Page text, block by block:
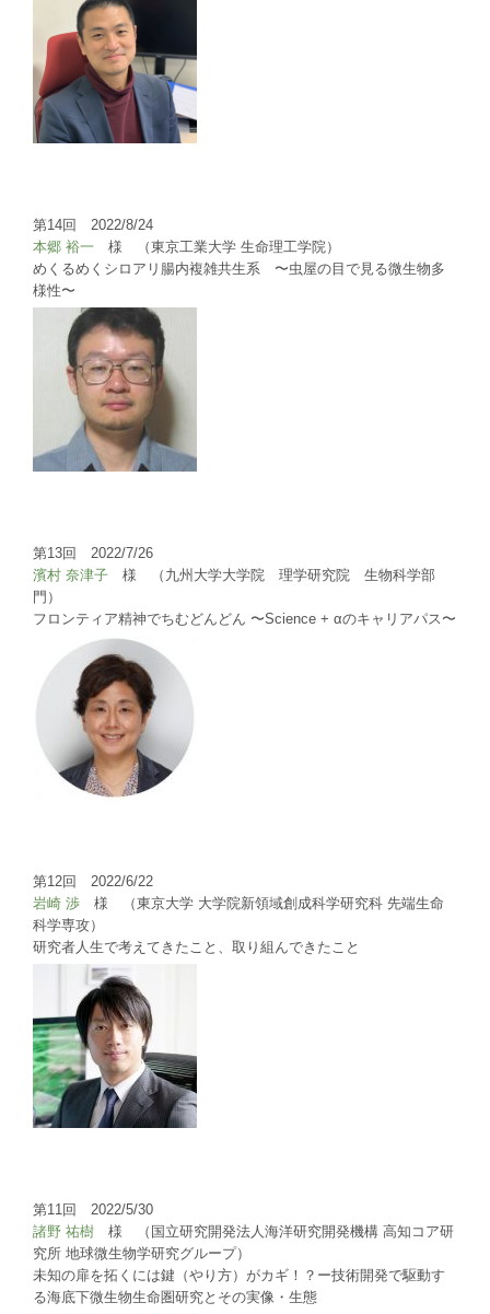
第14回 2022/8/24
本郷 裕一 様 （東京工業大学 生命理工学院）
めくるめくシロアリ腸内複雑共生系 〜虫屋の目で見る微生物多
様性〜
第13回 2022/7/26
濱村 奈津子 様 （九州大学大学院 理学研究院 生物科学部
門）
フロンティア精神でちむどんどん 〜Science + αのキャリアパス〜
第12回 2022/6/22
岩崎 渉 様 （東京大学 大学院新領域創成科学研究科 先端生命
科学専攻）
研究者人生で考えてきたこと、取り組んできたこと
第11回 2022/5/30
諸野 祐樹 様 （国立研究開発法人海洋研究開発機構 高知コア研
究所 地球微生物学研究グループ）
未知の扉を拓くには鍵（やり方）がカギ！？ー技術開発で駆動す
る海底下微生物生命圏研究とその実像・生態